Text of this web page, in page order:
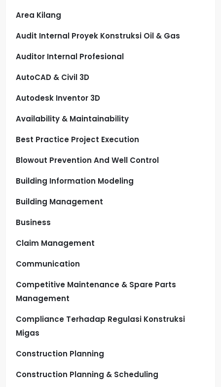
Area Kilang
Audit Internal Proyek Konstruksi Oil & Gas
Auditor Internal Profesional
AutoCAD & Civil 3D
Autodesk Inventor 3D
Availability & Maintainability
Best Practice Project Execution
Blowout Prevention And Well Control
Building Information Modeling
Building Management
Business
Claim Management
Communication
Competitive Maintenance & Spare Parts
Management
Compliance Terhadap Regulasi Konstruksi
Migas
Construction Planning
Construction Planning & Scheduling